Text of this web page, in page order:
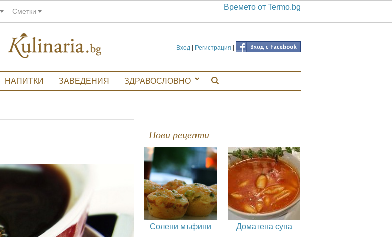
Сметки Времето от Termo.bg
Вход | Регистрация |
НАПИТКИ ЗАВЕДЕНИЯ ЗДРАВОСЛОВНО
Нови рецепти
Солени мъфини Доматена супа